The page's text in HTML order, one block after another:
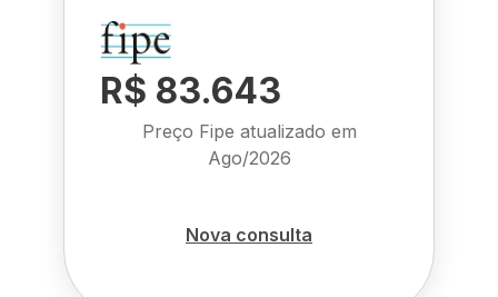
R$ 83.643
Preço Fipe atualizado em
Ago/2026
Nova consulta